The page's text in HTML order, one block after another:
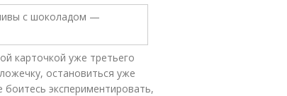
карточкой уже третьего
остановиться уже
экспериментировать,